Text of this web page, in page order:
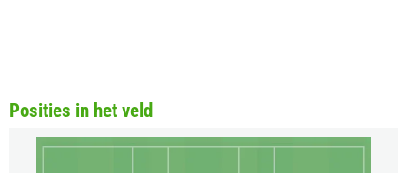
Posities in het veld